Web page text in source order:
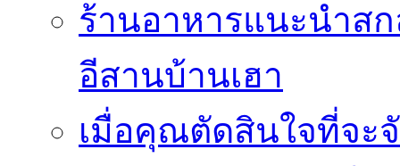
ร้านอาหารแนะนำส
อีสานบ้านเฮา
เมื่อคุณตัดสินใจที่จะ